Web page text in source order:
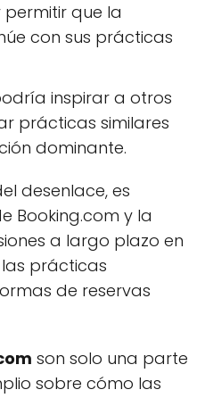
que la
con sus prácticas
inspirar a otros
prácticas similares
dominante.
desenlace, es
Booking.com y la
a largo plazo en
prácticas
de reservas
son solo una parte
sobre cómo las